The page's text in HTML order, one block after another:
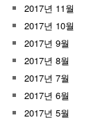
2017년 11월
2017년 10월
2017년 9월
2017년 8월
2017년 7월
2017년 6월
2017년 5월